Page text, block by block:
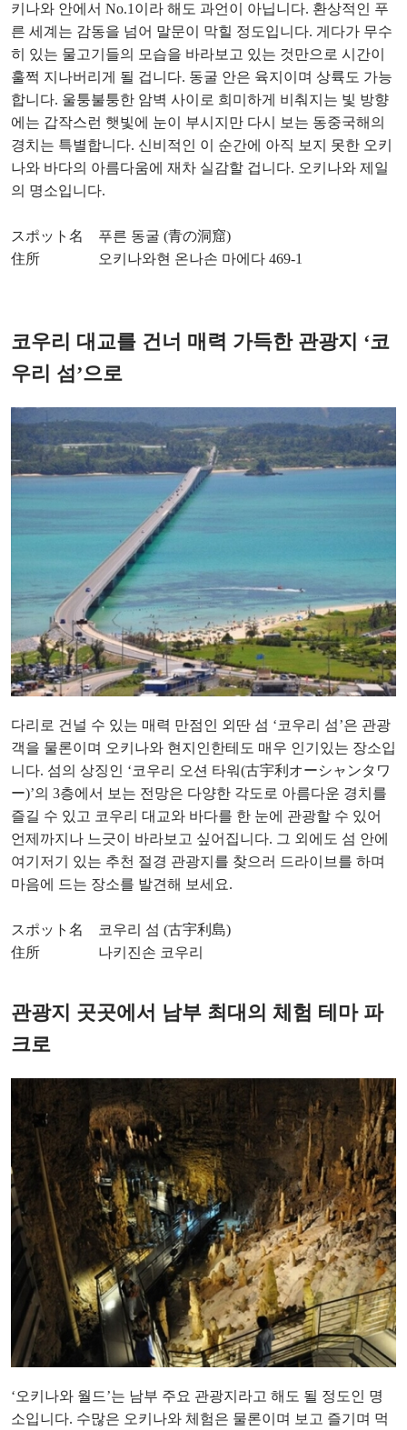
키나와 안에서 No.1이라 해도 과언이 아닙니다. 환상적인 푸
른 세계는 감동을 넘어 말문이 막힐 정도입니다. 게다가 무수
히 있는 물고기들의 모습을 바라보고 있는 것만으로 시간이
훌쩍 지나버리게 될 겁니다. 동굴 안은 육지이며 상륙도 가능
합니다. 울퉁불퉁한 암벽 사이로 희미하게 비춰지는 빛 방향
에는 갑작스런 햇빛에 눈이 부시지만 다시 보는 동중국해의
경치는 특별합니다. 신비적인 이 순간에 아직 보지 못한 오키
나와 바다의 아름다움에 재차 실감할 겁니다. 오키나와 제일
의 명소입니다.
スポット名 푸른 동굴 (青の洞窟)
住所 오키나와현 온나손 마에다 469-1
코우리 대교를 건너 매력 가득한 관광지 ‘코
우리 섬’으로
다리로 건널 수 있는 매력 만점인 외딴 섬 ‘코우리 섬’은 관광
객을 물론이며 오키나와 현지인한테도 매우 인기있는 장소입
니다. 섬의 상징인 ‘코우리 오션 타워(古宇利オーシャンタワ
ー)’의 3층에서 보는 전망은 다양한 각도로 아름다운 경치를
즐길 수 있고 코우리 대교와 바다를 한 눈에 관광할 수 있어
언제까지나 느긋이 바라보고 싶어집니다. 그 외에도 섬 안에
여기저기 있는 추천 절경 관광지를 찾으러 드라이브를 하며
마음에 드는 장소를 발견해 보세요.
スポット名 코우리 섬 (古宇利島)
住所 나키진손 코우리
관광지 곳곳에서 남부 최대의 체험 테마 파
크로
‘오키나와 월드’는 남부 주요 관광지라고 해도 될 정도인 명
소입니다. 수많은 오키나와 체험은 물론이며 보고 즐기며 먹